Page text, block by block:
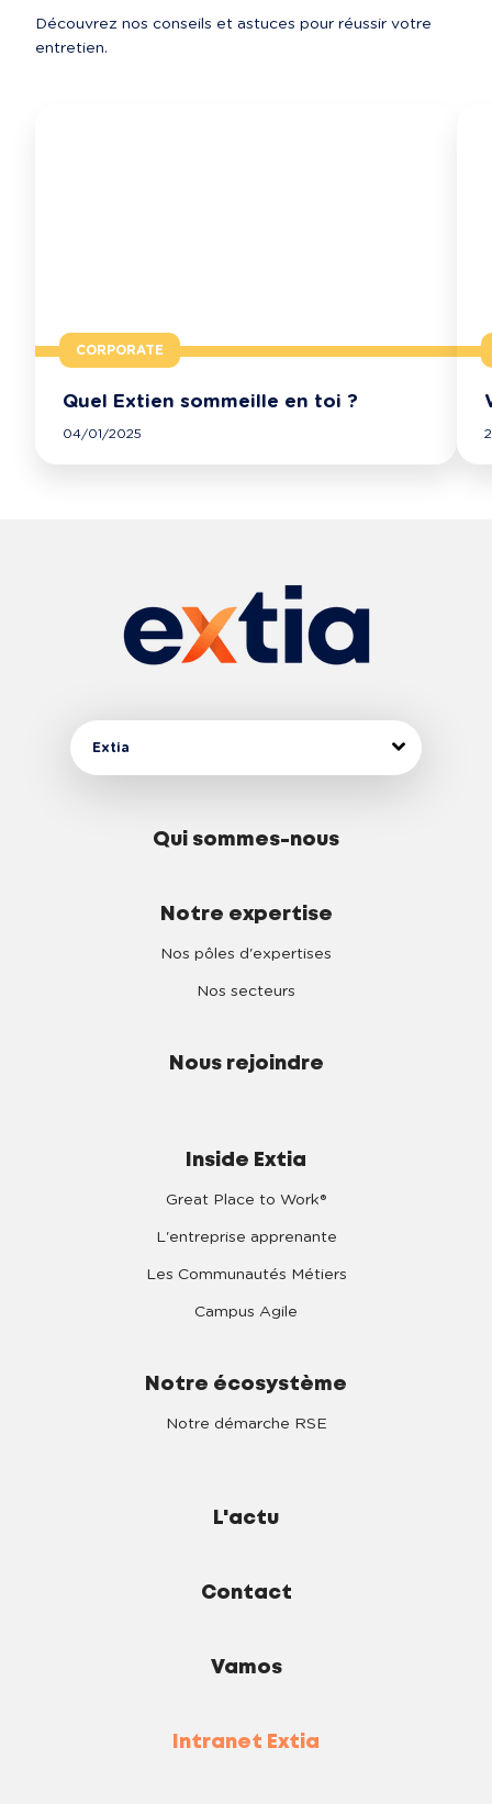
Découvrez nos conseils et astuces pour réussir votre
entretien.
CORPORATE
Quel Extien sommeille en toi ?
04/01/2025
Extia
Qui sommes-nous
Notre expertise
Nos pôles d'expertises
Nos secteurs
Nous rejoindre
Inside Extia
Great Place to Work®
L'entreprise apprenante
Les Communautés Métiers
Campus Agile
Notre écosystème
Notre démarche RSE
L'actu
Contact
Vamos
Intranet Extia